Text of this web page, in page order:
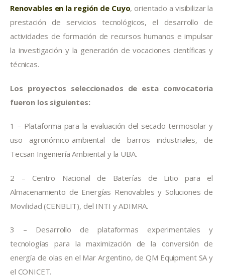
Renovables en la región de Cuyo, orientado a visibilizar la
prestación de servicios tecnológicos, el desarrollo de
actividades de formación de recursos humanos e impulsar
la investigación y la generación de vocaciones científicas y
técnicas.
Los proyectos seleccionados de esta convocatoria
fueron los siguientes:
1 – Plataforma para la evaluación del secado termosolar y
uso agronómico-ambiental de barros industriales, de
Tecsan Ingeniería Ambiental y la UBA.
2 – Centro Nacional de Baterías de Litio para el
Almacenamiento de Energías Renovables y Soluciones de
Movilidad (CENBLIT), del INTI y ADIMRA.
3 – Desarrollo de plataformas experimentales y
tecnologías para la maximización de la conversión de
energía de olas en el Mar Argentino, de QM Equipment SA y
el CONICET.